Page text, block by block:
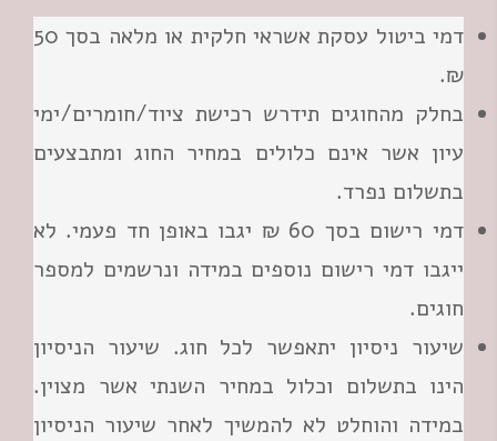
דמי ביטול עסקת אשראי חלקית או מלאה בסך 50
₪.
בחלק מהחוגים תידרש רכישת ציוד/חומרים/ימי
עיון אשר אינם כלולים במחיר החוג ומתבצעים
בתשלום נפרד.
דמי רישום בסך 60 ₪ יגבו באופן חד פעמי. לא
ייגבו דמי רישום נוספים במידה ונרשמים למספר
חוגים.
שיעור ניסיון יתאפשר לכל חוג. שיעור הניסיון
הינו בתשלום וכלול במחיר השנתי אשר מצוין.
במידה והוחלט לא להמשיך לאחר שיעור הניסיון